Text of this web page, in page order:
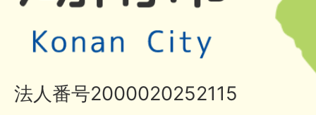
法人番号2000020252115